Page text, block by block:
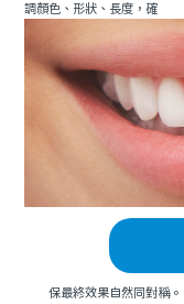
調顏色、形狀、長度，確
保最終效果自然同對稱。